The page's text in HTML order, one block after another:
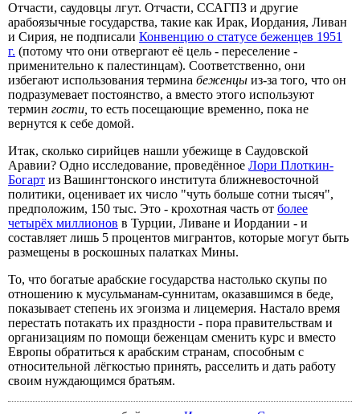
Отчасти, саудовцы лгут. Отчасти, ССАГПЗ и другие
арабоязычные государства, такие как Ирак, Иордания, Ливан
и Сирия, не подписали Конвенцию о статусе беженцев 1951
г. (потому что они отвергают её цель - переселение -
применительно к палестинцам). Соответственно, они
избегают использования термина беженцы из-за того, что он
подразумевает постоянство, а вместо этого используют
термин гости, то есть посещающие временно, пока не
вернутся к себе домой.
Итак, сколько сирийцев нашли убежище в Саудовской
Аравии? Одно исследование, проведённое Лори Плоткин-
Богарт из Вашингтонского института ближневосточной
политики, оценивает их число "чуть больше сотни тысяч",
предположим, 150 тыс. Это - крохотная часть от более
четырёх миллионов в Турции, Ливане и Иордании - и
составляет лишь 5 процентов мигрантов, которые могут быть
размещены в роскошных палатках Мины.
То, что богатые арабские государства настолько скупы по
отношению к мусульманам-суннитам, оказавшимся в беде,
показывает степень их эгоизма и лицемерия. Настало время
перестать потакать их праздности - пора правительствам и
организациям по помощи беженцам сменить курс и вместо
Европы обратиться к арабским странам, способным с
относительной лёгкостью принять, расселить и дать работу
своим нуждающимся братьям.